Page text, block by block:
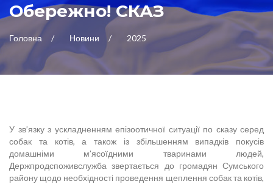
Обережно! СКАЗ
Головна Новини 2025
У зв’язку з ускладненням епізоотичної ситуації по сказу серед
собак та котів, а також із збільшенням випадків покусів
домашніми м’ясоїдними тваринами людей,
Держпродспоживслужба звертається до громадян Сумського
району щодо необхідності проведення щеплення собак та котів,